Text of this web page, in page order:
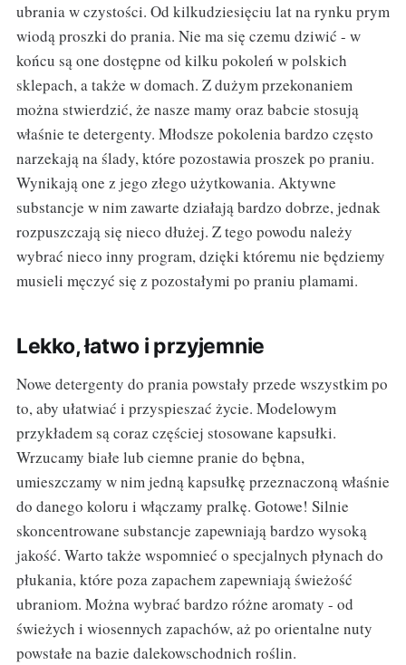
ubrania w czystości. Od kilkudziesięciu lat na rynku prym
wiodą proszki do prania. Nie ma się czemu dziwić - w
końcu są one dostępne od kilku pokoleń w polskich
sklepach, a także w domach. Z dużym przekonaniem
można stwierdzić, że nasze mamy oraz babcie stosują
właśnie te detergenty. Młodsze pokolenia bardzo często
narzekają na ślady, które pozostawia proszek po praniu.
Wynikają one z jego złego użytkowania. Aktywne
substancje w nim zawarte działają bardzo dobrze, jednak
rozpuszczają się nieco dłużej. Z tego powodu należy
wybrać nieco inny program, dzięki któremu nie będziemy
musieli męczyć się z pozostałymi po praniu plamami.
Lekko, łatwo i przyjemnie
Nowe detergenty do prania powstały przede wszystkim po
to, aby ułatwiać i przyspieszać życie. Modelowym
przykładem są coraz częściej stosowane kapsułki.
Wrzucamy białe lub ciemne pranie do bębna,
umieszczamy w nim jedną kapsułkę przeznaczoną właśnie
do danego koloru i włączamy pralkę. Gotowe! Silnie
skoncentrowane substancje zapewniają bardzo wysoką
jakość. Warto także wspomnieć o specjalnych płynach do
płukania, które poza zapachem zapewniają świeżość
ubraniom. Można wybrać bardzo różne aromaty - od
świeżych i wiosennych zapachów, aż po orientalne nuty
powstałe na bazie dalekowschodnich roślin.